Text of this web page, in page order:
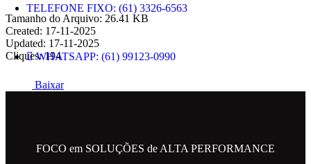
TELEFONE FIXO: (61) 3326-6563
WHATSAPP: (61) 99123-0990
Tamanho do Arquivo: 26.41 KB
Created: 17-11-2025
Updated: 17-11-2025
Cliques: 194
Baixar
FOCO em SOLUÇÕES de ALTA PERFORMANCE